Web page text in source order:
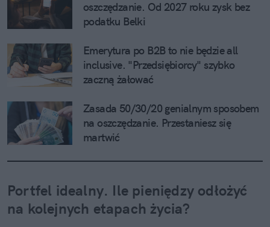
oszczędzanie. Od 2027 roku zysk bez
podatku Belki
Emerytura po B2B to nie będzie all
inclusive. "Przedsiębiorcy" szybko
zaczną żałować
Zasada 50/30/20 genialnym sposobem
na oszczędzanie. Przestaniesz się
martwić
Portfel idealny. Ile pieniędzy odłożyć
na kolejnych etapach życia?